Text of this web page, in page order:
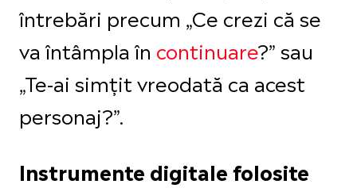
întrebări precum „Ce crezi că se
va întâmpla în continuare?” sau
„Te-ai simțit vreodată ca acest
personaj?”.
Instrumente digitale folosite